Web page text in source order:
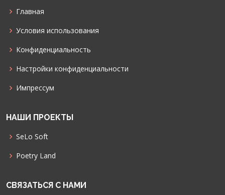
Главная
Условия использования
Конфиденциальность
Настройки конфиденциальности
Импрессум
НАШИ ПРОЕКТЫ
SeLo Soft
Poetry Land
СВЯЗАТЬСЯ С НАМИ